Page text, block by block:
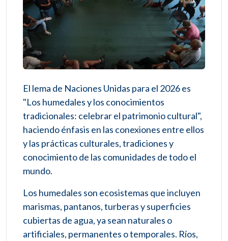
El lema de Naciones Unidas para el 2026 es
"Los humedales y los conocimientos
tradicionales: celebrar el patrimonio cultural",
haciendo énfasis en las conexiones entre ellos
y las prácticas culturales, tradiciones y
conocimiento de las comunidades de todo el
mundo.
Los humedales son ecosistemas que incluyen
marismas, pantanos, turberas y superficies
cubiertas de agua, ya sean naturales o
artificiales, permanentes o temporales. Ríos,